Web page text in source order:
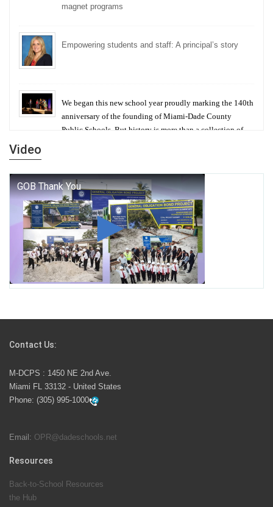
magnet programs
Empowering students and staff: A principal’s story
We began this new school year proudly marking the 140th
anniversary of the founding of Miami-Dade County
Public Schools. But history is more than a collection of
George T. Baker Aviation Tech College Prepares
Student for High Paying Aviation Careers
Miami-Dade County Public Schools is Ready to Bring
Excellence, Choice, Innovation, and Safety this New
School Year
launch the Zero Drownings Miami-Dade
swimming instruction to preschool and kindergarten
students at local county pools.
School Board. Maurits Acosta was the 40th School
Video
Contact Us:
M-DCPS : 1450 NE 2nd Ave.
Miami FL 33132 - United States
Phone: (305) 995-1000
Email: OPR@dadeschools.net
Resources
Back-to-School Resources
the Hub